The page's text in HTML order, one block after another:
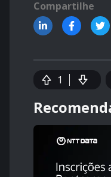
Compartilhe
1